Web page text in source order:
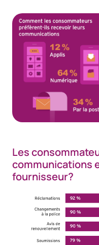
Les
communications
fournisseur?